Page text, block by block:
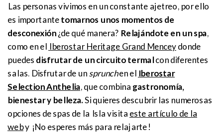
Las personas vivimos en un constante ajetreo, por ello
es importantetomarnos unos momentos de
desconexión¿de qué manera? Relajándote en un spa,
como en el Iberostar Heritage Grand Menceydonde
puedes disfrutar de un circuito termalcon diferentes
salas. Disfrutar de unsprunchen el Iberostar
Selection Anthelia,que combina gastronomía,
bienestar y belleza.Si quieres descubrir las numerosas
opciones de spas de la Isla visita este artículo de la
weby ¡No esperes más para relajarte!